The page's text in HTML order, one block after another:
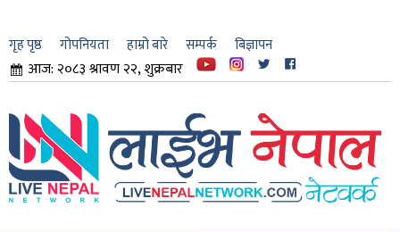
गृह पृष्ठ गोपनियता हाम्रो बारे सम्पर्क बिज्ञापन
आज: २०८३ श्रावण २२, शुक्रबार